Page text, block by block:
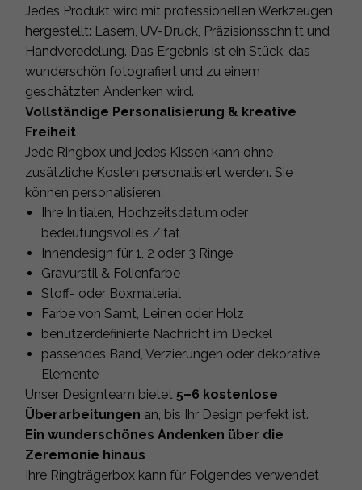
Jedes Produkt wird mit professionellen Werkzeugen
hergestellt: Lasern, UV-Druck, Präzisionsschnitt und
Handveredelung. Das Ergebnis ist ein Stück, das
wunderschön fotografiert und zu einem
geschätzten Andenken wird.
Vollständige Personalisierung & kreative
Freiheit
Jede Ringbox und jedes Kissen kann ohne
zusätzliche Kosten personalisiert werden. Sie
können personalisieren:
Ihre Initialen, Hochzeitsdatum oder
bedeutungsvolles Zitat
Innendesign für 1, 2 oder 3 Ringe
Gravurstil & Folienfarbe
Stoff- oder Boxmaterial
Farbe von Samt, Leinen oder Holz
benutzerdefinierte Nachricht im Deckel
passendes Band, Verzierungen oder dekorative
Elemente
Unser Designteam bietet 5–6 kostenlose
Überarbeitungen an, bis Ihr Design perfekt ist.
Ein wunderschönes Andenken über die
Zeremonie hinaus
Ihre Ringträgerbox kann für Folgendes verwendet